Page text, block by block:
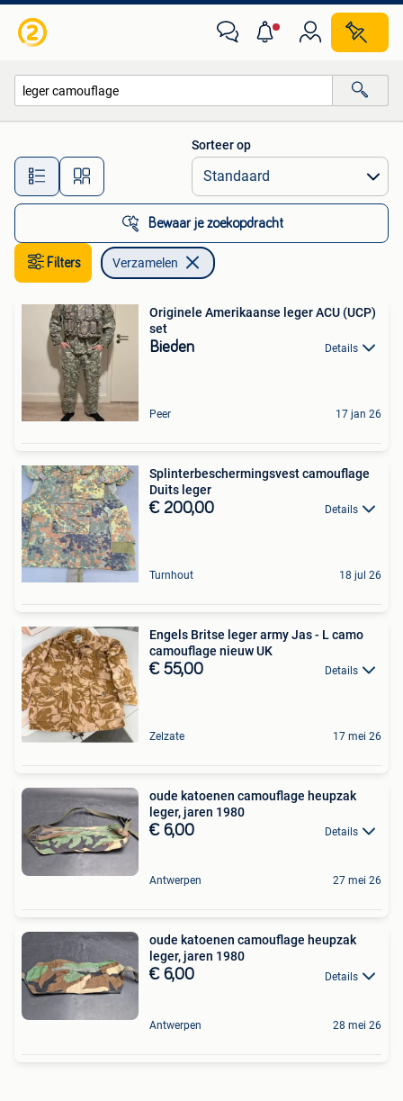
Alle afstanden…
Sorteer op
Bewaar je zoekopdracht
Filters Verzamelen
Originele Amerikaanse leger ACU (UCP)
set
Bieden Details
Peer 17 jan 26
Splinterbeschermingsvest camouflage
Duits leger
€ 200,00 Details
Turnhout 18 jul 26
Engels Britse leger army Jas - L camo
camouflage nieuw UK
€ 55,00 Details
Zelzate 17 mei 26
oude katoenen camouflage heupzak
leger, jaren 1980
€ 6,00 Details
Antwerpen 27 mei 26
oude katoenen camouflage heupzak
leger, jaren 1980
€ 6,00 Details
Antwerpen 28 mei 26